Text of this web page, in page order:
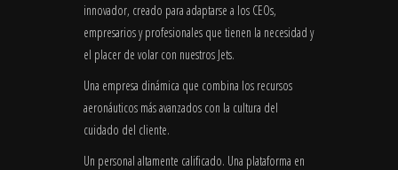
innovador, creado para adaptarse a los CEOs,
empresarios y profesionales que tienen la necesidad y
el placer de volar con nuestros Jets.
Una empresa dinámica que combina los recursos
aeronáuticos más avanzados con la cultura del
cuidado del cliente.
Un personal altamente calificado. Una plataforma en